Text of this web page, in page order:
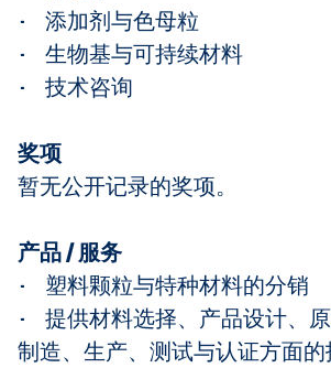
• 添加剂与色母粒
• 生物基与可持续材料
• 技术咨询
奖项
暂无公开记录的奖项。
产品 / 服务
• 塑料颗粒与特种材料的分销
• 提供材料选择、产品设计、
制造、生产、测试与认证方面